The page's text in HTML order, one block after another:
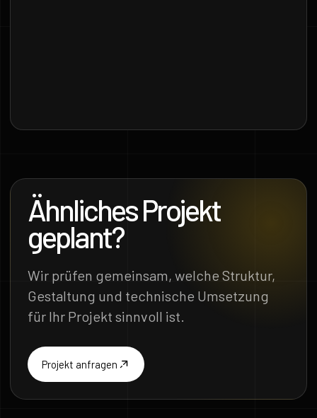
Ähnliches Projekt
geplant?
Wir prüfen gemeinsam, welche Struktur,
Gestaltung und technische Umsetzung
für Ihr Projekt sinnvoll ist.
Projekt anfragen